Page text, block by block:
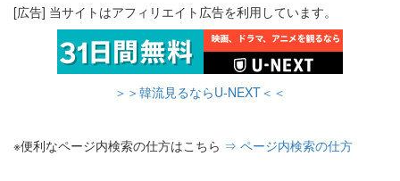
[広告] 当サイトはアフィリエイト広告を利用しています。
＞＞韓流見るならU-NEXT＜＜
※便利なページ内検索の仕方はこちら ⇒ ページ内検索の仕方